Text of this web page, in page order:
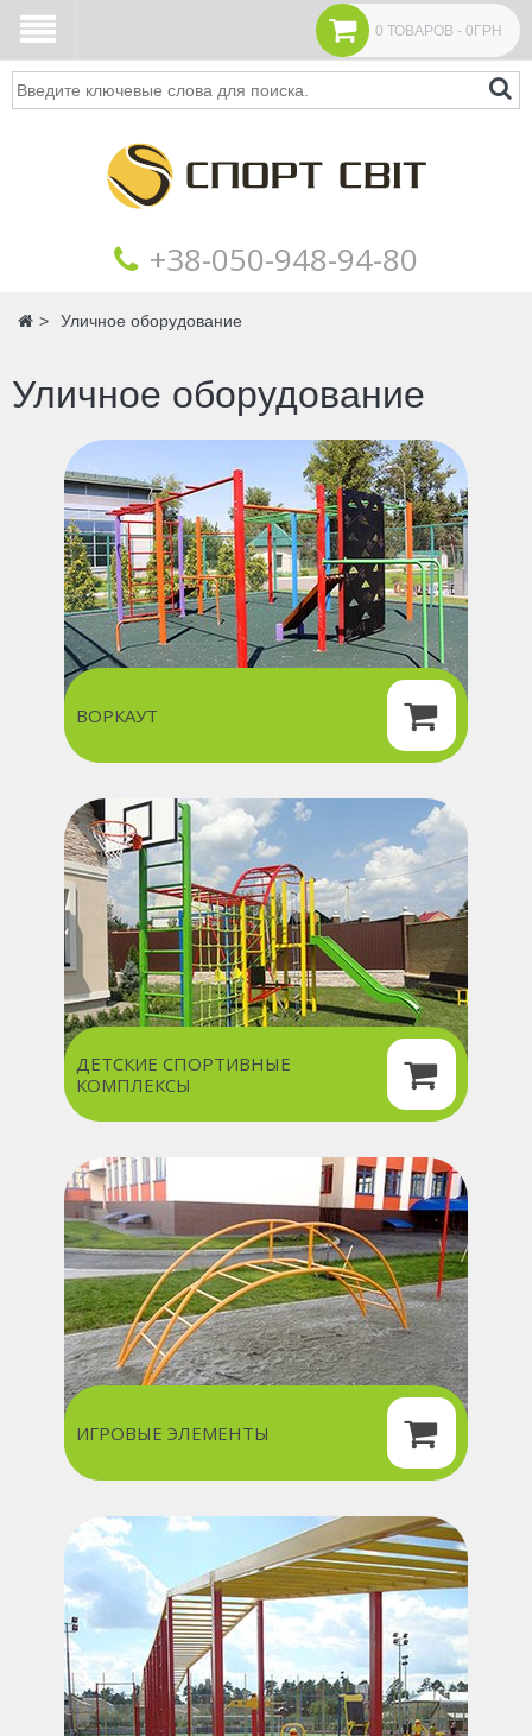
0 ТОВАРОВ - 0ГРН
Поиск
+38‎‎-050-948-94-80
Главная
Уличное оборудование
Уличное оборудование
ВОРКАУТ
ДЕТСКИЕ СПОРТИВНЫЕ
КОМПЛЕКСЫ
ИГРОВЫЕ ЭЛЕМЕНТЫ